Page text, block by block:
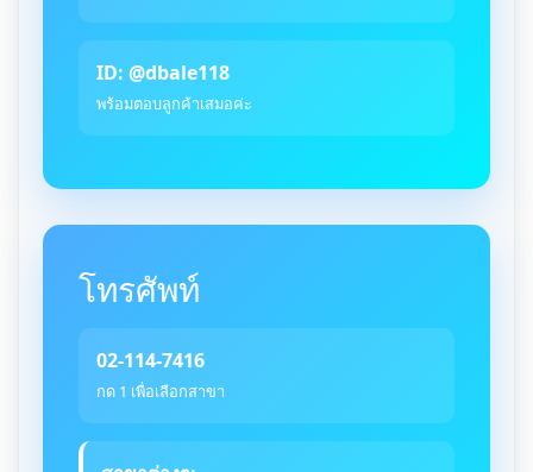
ID: @dbale118
พร้อมตอบลูกค้าเสมอค่ะ
โทรศัพท์
02-114-7416
กด 1 เพื่อเลือกสาขา